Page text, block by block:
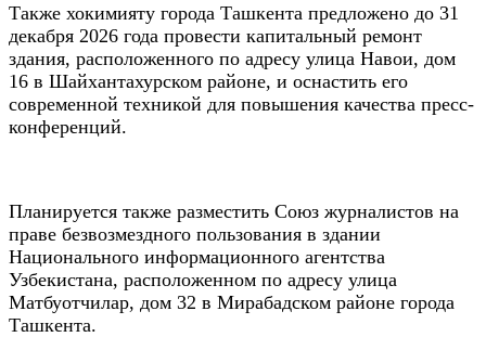
Также хокимияту города Ташкента предложено до 31
декабря 2026 года провести капитальный ремонт
здания, расположенного по адресу улица Навои, дом
16 в Шайхантахурском районе, и оснастить его
современной техникой для повышения качества пресс-
конференций.
Планируется также разместить Союз журналистов на
праве безвозмездного пользования в здании
Национального информационного агентства
Узбекистана, расположенном по адресу улица
Матбуотчилар, дом 32 в Мирабадском районе города
Ташкента.